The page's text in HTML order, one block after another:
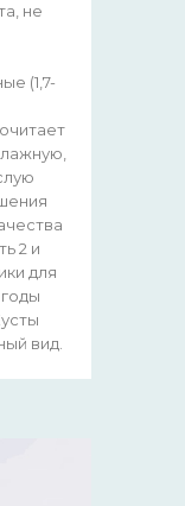
не
(1,7-
2 и
для
вид.